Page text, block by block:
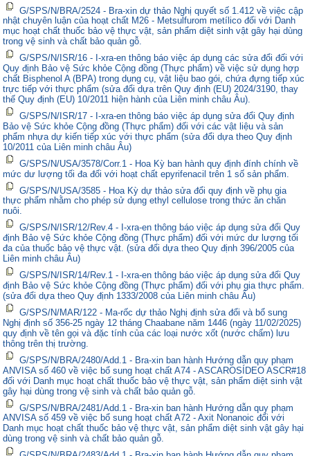
G/SPS/N/BRA/2524 - Bra-xin dự thảo Nghị quyết số 1.412 về việc cập
nhật chuyên luận của hoạt chất M26 - Metsulfurom metílico đối với Danh
mục hoạt chất thuốc bảo vệ thực vật, sản phẩm diệt sinh vật gây hại dùng
trong vệ sinh và chất bảo quản gỗ.
G/SPS/N/ISR/16 - I-xra-en thông báo việc áp dụng các sửa đổi đối với
Quy định Bảo vệ Sức khỏe Cộng đồng (Thực phẩm) về việc sử dụng hợp
chất Bisphenol A (BPA) trong dụng cụ, vật liệu bao gói, chứa đựng tiếp xúc
trực tiếp với thực phẩm (sửa đổi dựa trên Quy định (EU) 2024/3190, thay
thế Quy định (EU) 10/2011 hiện hành của Liên minh châu Âu).
G/SPS/N/ISR/17 - I-xra-en thông báo việc áp dụng sửa đổi Quy định
Bảo vệ Sức khỏe Cộng đồng (Thực phẩm) đối với các vật liệu và sản
phẩm nhựa dự kiến tiếp xúc với thực phẩm (sửa đổi dựa theo Quy định
10/2011 của Liên minh châu Âu)
G/SPS/N/USA/3578/Corr.1 - Hoa Kỳ ban hành quy định đính chính về
mức dư lượng tối đa đối với hoạt chất epyrifenacil trên 1 số sản phẩm.
G/SPS/N/USA/3585 - Hoa Kỳ dự thảo sửa đổi quy định về phụ gia
thực phẩm nhằm cho phép sử dụng ethyl cellulose trong thức ăn chăn
nuôi.
G/SPS/N/ISR/12/Rev.4 - I-xra-en thông báo việc áp dụng sửa đổi Quy
định Bảo vệ Sức khỏe Cộng đồng (Thực phẩm) đối với mức dư lượng tối
đa của thuốc bảo vệ thực vật. (sửa đổi dựa theo Quy định 396/2005 của
Liên minh châu Âu)
G/SPS/N/ISR/14/Rev.1 - I-xra-en thông báo việc áp dụng sửa đổi Quy
định Bảo vệ Sức khỏe Cộng đồng (Thực phẩm) đối với phụ gia thực phẩm.
(sửa đổi dựa theo Quy định 1333/2008 của Liên minh châu Âu)
G/SPS/N/MAR/122 - Ma-rốc dự thảo Nghị định sửa đổi và bổ sung
Nghị định số 356-25 ngày 12 tháng Chaabane năm 1446 (ngày 11/02/2025)
quy định về tên gọi và đặc tính của các loại nước xốt (nước chấm) lưu
thông trên thị trường.
G/SPS/N/BRA/2480/Add.1 - Bra-xin ban hành Hướng dẫn quy phạm
ANVISA số 460 về việc bổ sung hoạt chất A74 - ASCAROSÍDEO ASCR#18
đối với Danh mục hoạt chất thuốc bảo vệ thực vật, sản phẩm diệt sinh vật
gây hại dùng trong vệ sinh và chất bảo quản gỗ.
G/SPS/N/BRA/2481/Add.1 - Bra-xin ban hành Hướng dẫn quy phạm
ANVISA số 459 về việc bổ sung hoạt chất A72 - Axit Nonanoic đối với
Danh mục hoạt chất thuốc bảo vệ thực vật, sản phẩm diệt sinh vật gây hại
dùng trong vệ sinh và chất bảo quản gỗ.